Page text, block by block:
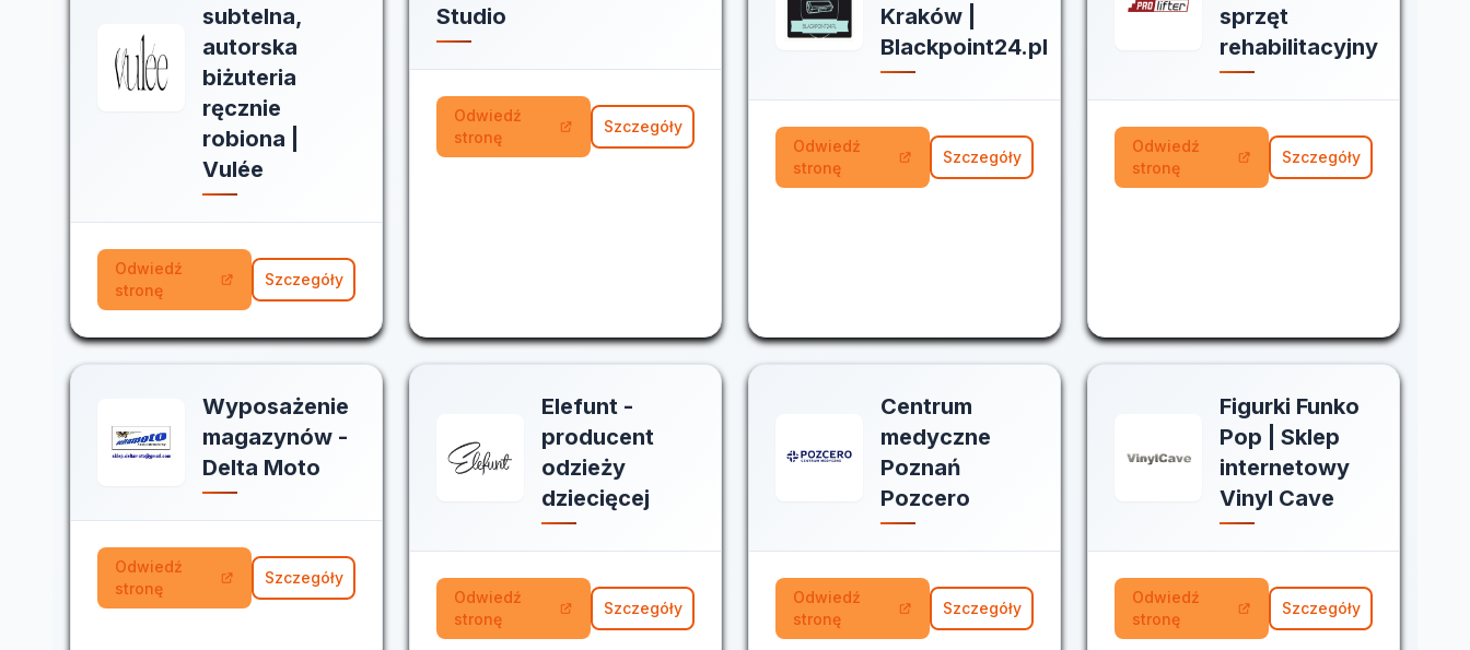
subtelna,
autorska
biżuteria
ręcznie
robiona |
Vulée
Odwiedź
stronę
Szczegóły
Studio
Odwiedź
stronę
Szczegóły
Kraków |
Blackpoint24.pl
Odwiedź
stronę
Szczegóły
sprzęt
rehabilitacyjny
Odwiedź
stronę
Szczegóły
Wyposażenie
magazynów -
Delta Moto
Odwiedź
stronę
Szczegóły
Elefunt -
producent
odzieży
dziecięcej
Odwiedź
stronę
Szczegóły
Centrum
medyczne
Poznań
Pozcero
Odwiedź
stronę
Szczegóły
Figurki Funko
Pop | Sklep
internetowy
Vinyl Cave
Odwiedź
stronę
Szczegóły